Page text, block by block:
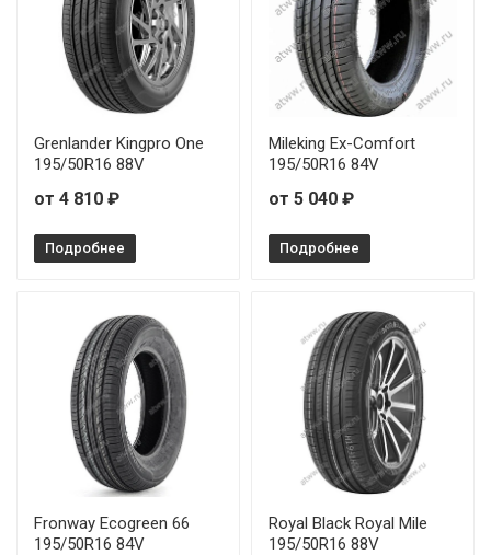
Firemax FM601 225/55R17 101W
Firemax FM601 235/40R18 95W
Firemax FM601 235/40R19 96W
Firemax FM601 235/45R17 97W
Firemax FM601 235/50R18 101W
Firemax FM601 235/55R17 103V
Firemax FM601 235/60R16
Firemax FM601 245/30R20 90Y
Firemax FM601 245/35R18 92Y
Grenlander Kingpro One
195/50R16 88V
от 4 810 ₽
Подробнее
Mileking Ex-Comfort
195/50R16 84V
от 5 040 ₽
Подробнее
Fronway Ecogreen 66
195/50R16 84V
Royal Black Royal Mile
195/50R16 88V